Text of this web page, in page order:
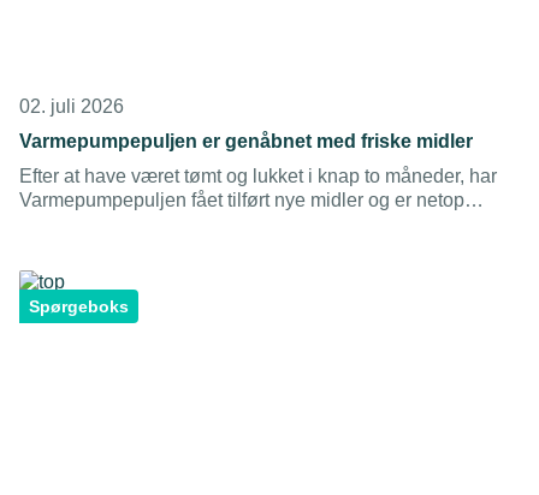
02. juli 2026
Varmepumpepuljen er genåbnet med friske midler
Efter at have været tømt og lukket i knap to måneder, har
Varmepumpepuljen fået tilført nye midler og er netop
Spørgeboks